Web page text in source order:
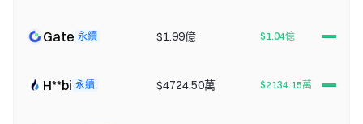
Gate 永續 $1.99億 $1.04億
H**bi 永續 $4724.50萬 $2134.15萬